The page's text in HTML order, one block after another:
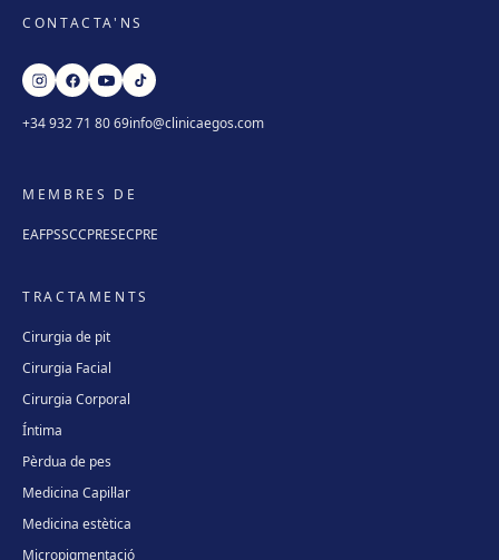
CONTACTA'NS
+34 932 71 80 69info@clinicaegos.com
MEMBRES DE
EAFPSSCCPRESECPRE
TRACTAMENTS
Cirurgia de pit
Cirurgia Facial
Cirurgia Corporal
Íntima
Pèrdua de pes
Medicina Capil·lar
Medicina estètica
Micropigmentació